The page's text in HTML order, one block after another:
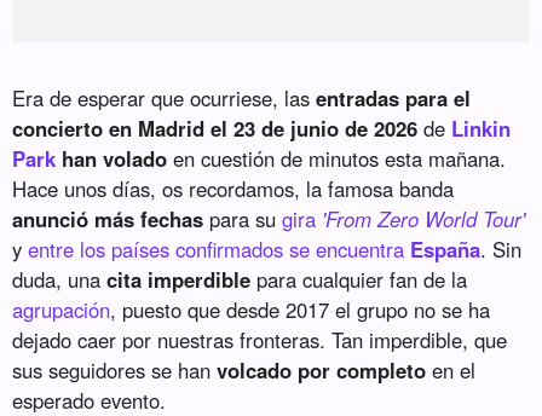
Era de esperar que ocurriese, lasentradas para el
concierto en Madrid el 23 de junio de 2026 de Linkin
Park han volado en cuestión de minutos esta mañana.
Hace unos días, os recordamos, la famosa banda
anunció más fechas para sugira 'From Zero World Tour'
yentre los países confirmados se encuentra España. Sin
duda, unacita imperdible para cualquier fan de la
agrupación, puesto que desde 2017 el grupo no se ha
dejado caer por nuestras fronteras. Tan imperdible, que
sus seguidores se hanvolcado por completo en el
esperado evento.